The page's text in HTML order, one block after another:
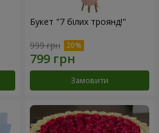
Букет "7 білих троянд!"
999 грн
Замовити